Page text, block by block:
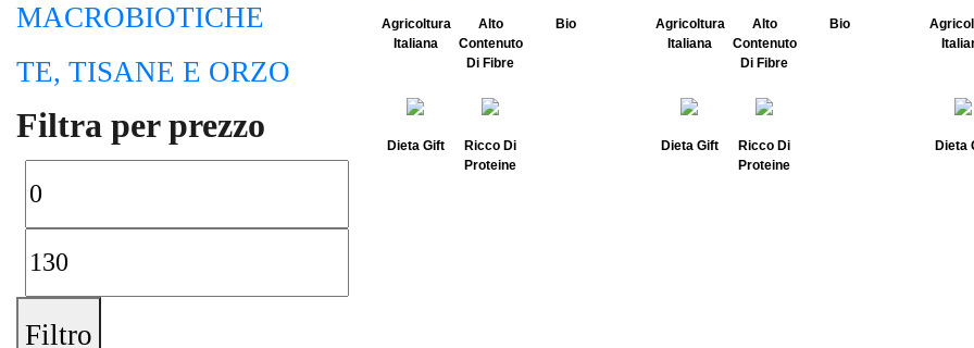
Agricoltura
Italiana
Alto
Contenuto
Di Fibre
Bio
Dieta Gift
Ricco Di
Proteine
Agricoltura
Italiana
Alto
Contenuto
Di Fibre
Bio
Dieta Gift
Ricco Di
Proteine
Dieta
MACROBIOTICHE
TE, TISANE E ORZO
Filtra per prezzo
Filtro